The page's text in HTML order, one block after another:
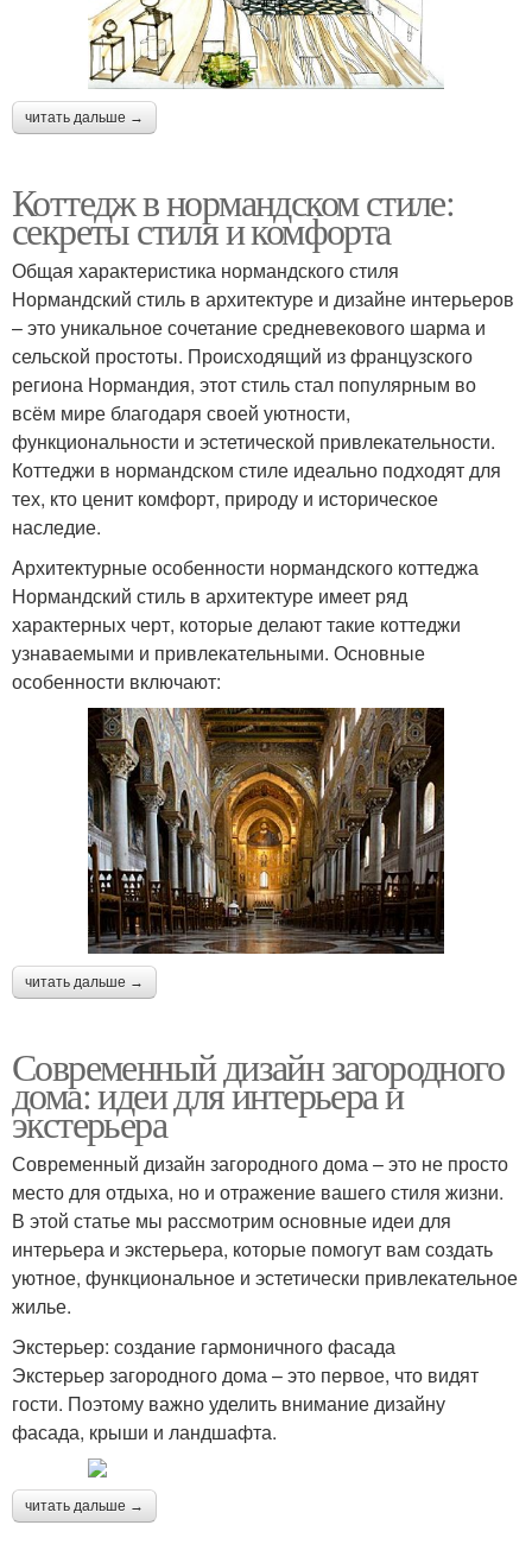
читать дальше →
Коттедж в нормандском стиле:
секреты стиля и комфорта
Общая характеристика нормандского стиля
Нормандский стиль в архитектуре и дизайне интерьеров
– это уникальное сочетание средневекового шарма и
сельской простоты. Происходящий из французского
региона Нормандия, этот стиль стал популярным во
всём мире благодаря своей уютности,
функциональности и эстетической привлекательности.
Коттеджи в нормандском стиле идеально подходят для
тех, кто ценит комфорт, природу и историческое
наследие.
Архитектурные особенности нормандского коттеджа
Нормандский стиль в архитектуре имеет ряд
характерных черт, которые делают такие коттеджи
узнаваемыми и привлекательными. Основные
особенности включают:
читать дальше →
Современный дизайн загородного
дома: идеи для интерьера и
экстерьера
Современный дизайн загородного дома – это не просто
место для отдыха, но и отражение вашего стиля жизни.
В этой статье мы рассмотрим основные идеи для
интерьера и экстерьера, которые помогут вам создать
уютное, функциональное и эстетически привлекательное
жилье.
Экстерьер: создание гармоничного фасада
Экстерьер загородного дома – это первое, что видят
гости. Поэтому важно уделить внимание дизайну
фасада, крыши и ландшафта.
читать дальше →